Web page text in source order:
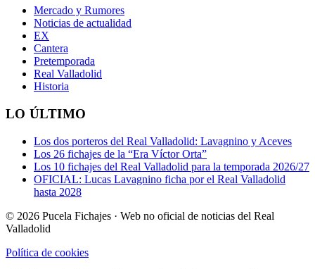
Mercado y Rumores
Noticias de actualidad
EX
Cantera
Pretemporada
Real Valladolid
Historia
LO ÚLTIMO
Los dos porteros del Real Valladolid: Lavagnino y Aceves
Los 26 fichajes de la “Era Víctor Orta”
Los 10 fichajes del Real Valladolid para la temporada 2026/27
OFICIAL: Lucas Lavagnino ficha por el Real Valladolid
hasta 2028
© 2026 Pucela Fichajes · Web no oficial de noticias del Real
Valladolid
Política de cookies